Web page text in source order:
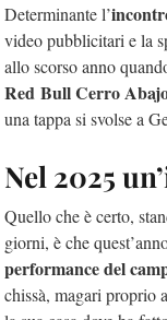
Determinante l’
video pubblicitari e la
allo scorso anno
Red Bull Cerro
una tappa si svolse a
Nel 2025
Quello che è certo,
giorni, è che
performance del
chissà, magari proprio